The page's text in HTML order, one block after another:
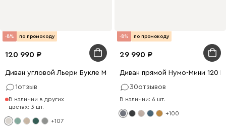
-8% по промокоду
120 990
Диван угловой Льери Букле Молочный
1отзыв
В наличии в других
цветах: 3 шт.
+107
-8% по промокоду
29 990
Диван прямой Нумо-Мини 120
30отзывов
В наличии: 6 шт.
+100